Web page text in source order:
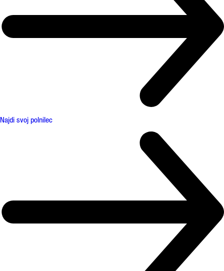
Najdi svoj polnilec